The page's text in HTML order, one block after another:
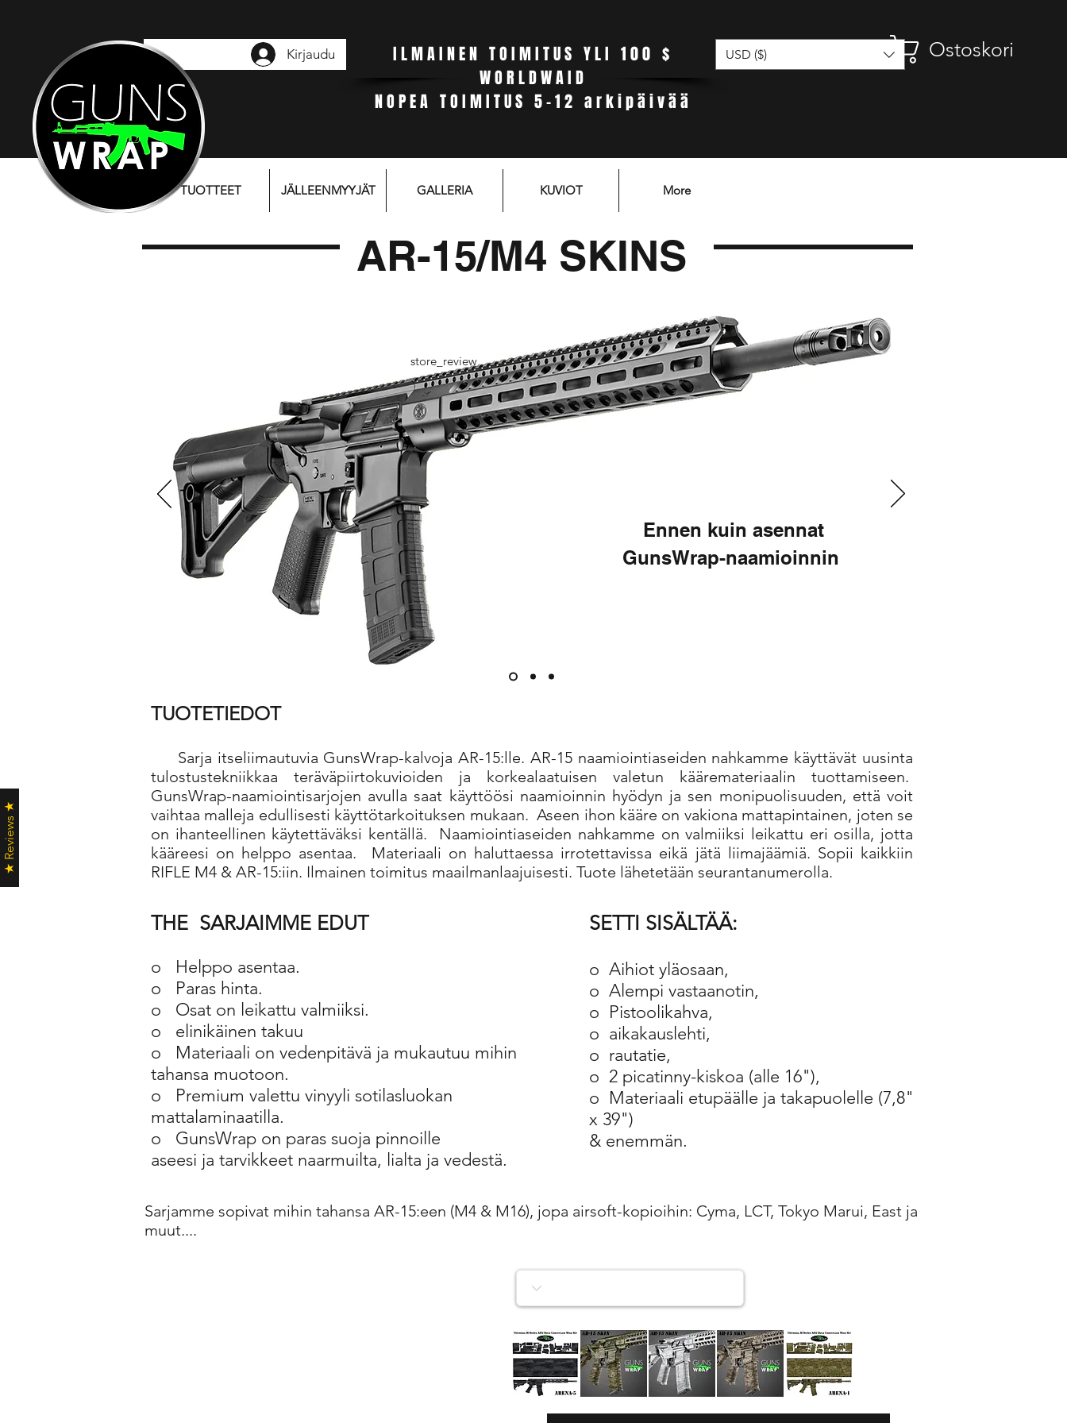
Ostoskori
Kirjaudu
ILMAINEN TOIMITUS YLI 100 $
WORLDWAID
NOPEA TOIMITUS 5-12 arkipäivää
USD ($)
TUOTTEET JÄLLEENMYYJÄT GALLERIA KUVIOT More
★ Reviews ★
AR-15/M4 SKINS
Ennen kuin asennat
GunsWrap-naamioinnin
store_review
TUOTETIEDOT
Sarja itseliimautuvia GunsWrap-kalvoja AR-15:lle. AR-15 naamiointiaseiden nahkamme käyttävät uusinta
tulostustekniikkaa teräväpiirtokuvioiden ja korkealaatuisen valetun kääremateriaalin tuottamiseen.
GunsWrap-naamiointisarjojen avulla saat käyttöösi naamioinnin hyödyn ja sen monipuolisuuden, että voit
vaihtaa malleja edullisesti käyttötarkoituksen mukaan. Aseen ihon kääre on vakiona mattapintainen, joten se
on ihanteellinen käytettäväksi kentällä.
Naamiointiaseiden nahkamme on valmiiksi leikattu eri osilla, jotta
kääreesi on helppo asentaa.
Materiaali on haluttaessa irrotettavissa eikä jätä liimajäämiä. Sopii kaikkiin
RIFLE M4 & AR-15:iin. Ilmainen toimitus maailmanlaajuisesti. Tuote lähetetään seurantanumerolla.
THE SARJAIMME EDUT
o
Helppo asentaa.
o
Paras hinta.
o
Osat on leikattu valmiiksi.
o
elinikäinen takuu
o
Materiaali on vedenpitävä ja mukautuu mihin
tahansa muotoon.
o
Premium valettu vinyyli sotilasluokan
mattalaminaatilla.
o
GunsWrap on paras suoja pinnoille
aseesi ja tarvikkeet naarmuilta, lialta ja vedestä.
SETTI SISÄLTÄÄ:
o Aihiot yläosaan,
o Alempi vastaanotin,
o Pistoolikahva,
o aikakauslehti,
o rautatie,
o 2 picatinny-kiskoa (alle 16"),
o Materiaali etupäälle ja takapuolelle (7,8"
x 39")
& enemmän.
Sarjamme sopivat mihin tahansa AR-15:een (M4 & M16), jopa airsoft-kopioihin: Cyma, LCT, Tokyo Marui, East ja
muut....
Pikakatselu Pikakatselu Pikakatselu Pikakatselu Pikakatselu